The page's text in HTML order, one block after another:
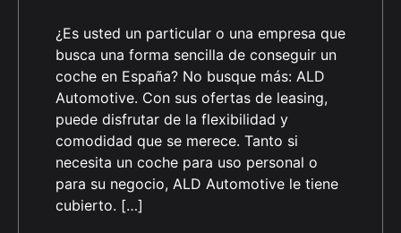
¿Es usted un particular o una empresa que
busca una forma sencilla de conseguir un
coche en España? No busque más: ALD
Automotive. Con sus ofertas de leasing,
puede disfrutar de la flexibilidad y
comodidad que se merece. Tanto si
necesita un coche para uso personal o
para su negocio, ALD Automotive le tiene
cubierto. […]